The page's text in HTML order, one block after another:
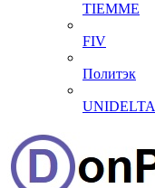
TIEMME
FIV
Политэк
UNIDELTA